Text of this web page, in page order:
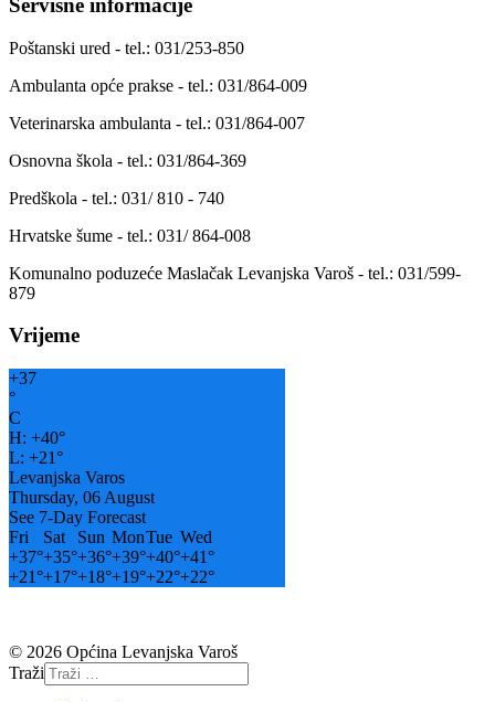
Servisne informacije
Poštanski ured - tel.: 031/253-850
Ambulanta opće prakse - tel.: 031/864-009
Veterinarska ambulanta - tel.: 031/864-007
Osnovna škola - tel.: 031/864-369
Predškola - tel.: 031/ 810 - 740
Hrvatske šume - tel.: 031/ 864-008
Komunalno poduzeće Maslačak Levanjska Varoš - tel.: 031/599-
879
Vrijeme
+37
°
C
H: +40°
L: +21°
Levanjska Varos
Thursday, 06 August
See 7-Day Forecast
Fri
Sat Sun MonTue Wed
+37°+35°+36°+39°+40°+41°
+21°+17°+18°+19°+22°+22°
© 2026 Općina Levanjska Varoš
Traži